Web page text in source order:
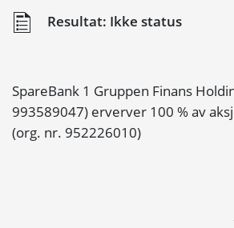
Resultat: Ikke status
SpareBank 1 Gruppen Finans
993589047) erverver 100 % av
(org. nr. 952226010)